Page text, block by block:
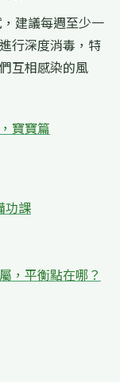
建議每週至少一
行深度消毒，特
互相感染的風
寶寶篇
功課
，平衡點在哪？